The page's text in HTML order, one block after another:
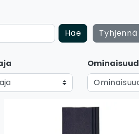
Hae